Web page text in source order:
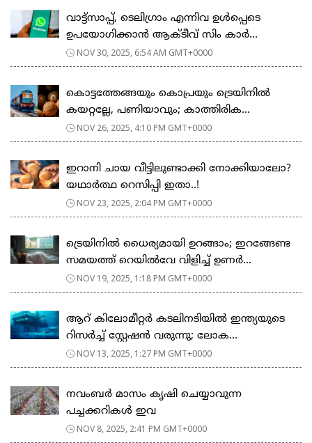
വാട്ട്സാപ്പ്, ടെലിഗ്രാം എന്നിവ ഉൾപ്പെടെ
ഉപയോഗിക്കാൻ ആക്ടീവ് സിം കാർ...
NOV 30, 2025, 6:54 AM GMT+0000
കൊട്ടത്തേങ്ങയും കൊപ്രയും ട്രെയിനില്‍
കയറ്റല്ലേ, പണിയാവും; കാത്തിരിക...
NOV 26, 2025, 4:10 PM GMT+0000
ഇറാനി ചായ വീട്ടിലുണ്ടാക്കി നോക്കിയാലോ?
യഥാർത്ഥ റെസിപ്പി ഇതാ..!
NOV 23, 2025, 2:04 PM GMT+0000
ട്രെയിനിൽ ധൈര്യമായി ഉറങ്ങാം; ഇറങ്ങേണ്ട
സമയത്ത് റെയിൽവേ വിളിച്ച് ഉണർ...
NOV 19, 2025, 1:18 PM GMT+0000
ആറ് കിലോമീറ്റർ കടലിനടിയിൽ ഇന്ത്യയുടെ
റിസർച്ച് സ്റ്റേഷൻ വരുന്നു; ലോക...
NOV 13, 2025, 1:27 PM GMT+0000
നവംബർ മാസം കൃഷി ചെയ്യാവുന്ന
പച്ചക്കറികൾ ഇവ
NOV 8, 2025, 2:41 PM GMT+0000